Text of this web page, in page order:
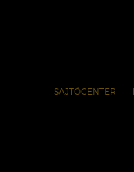
SAJTÓCENTER